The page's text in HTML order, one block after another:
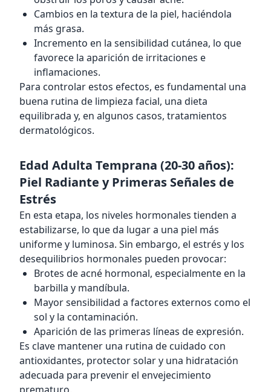
Cambios en la textura de la piel, haciéndola
más grasa.
Incremento en la sensibilidad cutánea, lo que
favorece la aparición de irritaciones e
inflamaciones.
Para controlar estos efectos, es fundamental una
buena rutina de limpieza facial, una dieta
equilibrada y, en algunos casos, tratamientos
dermatológicos.
Edad Adulta Temprana (20-30 años):
Piel Radiante y Primeras Señales de
Estrés
En esta etapa, los niveles hormonales tienden a
estabilizarse, lo que da lugar a una piel más
uniforme y luminosa. Sin embargo, el estrés y los
desequilibrios hormonales pueden provocar:
Brotes de acné hormonal, especialmente en la
barbilla y mandíbula.
Mayor sensibilidad a factores externos como el
sol y la contaminación.
Aparición de las primeras líneas de expresión.
Es clave mantener una rutina de cuidado con
antioxidantes, protector solar y una hidratación
adecuada para prevenir el envejecimiento